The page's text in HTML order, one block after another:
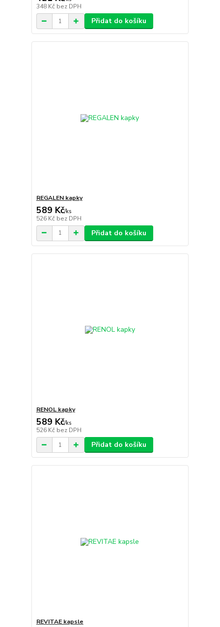
348 Kč bez DPH
Přidat do košíku
REGALEN kapky
589 Kč/ks
526 Kč bez DPH
Přidat do košíku
RENOL kapky
589 Kč/ks
526 Kč bez DPH
Přidat do košíku
REVITAE kapsle